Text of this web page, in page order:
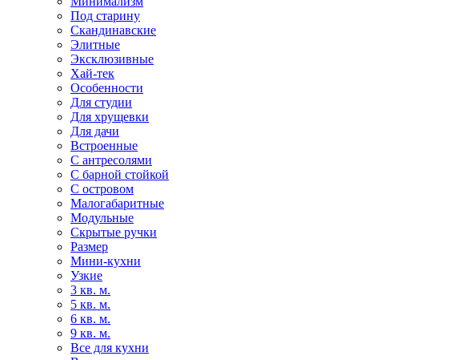
Под старину
Скандинавские
Элитные
Эксклюзивные
Хай-тек
Особенности
Для студии
Для хрущевки
Для дачи
Встроенные
С антресолями
С барной стойкой
С островом
Малогабаритные
Модульные
Скрытые ручки
Размер
Мини-кухни
Узкие
3 кв. м.
5 кв. м.
6 кв. м.
9 кв. м.
Все для кухни